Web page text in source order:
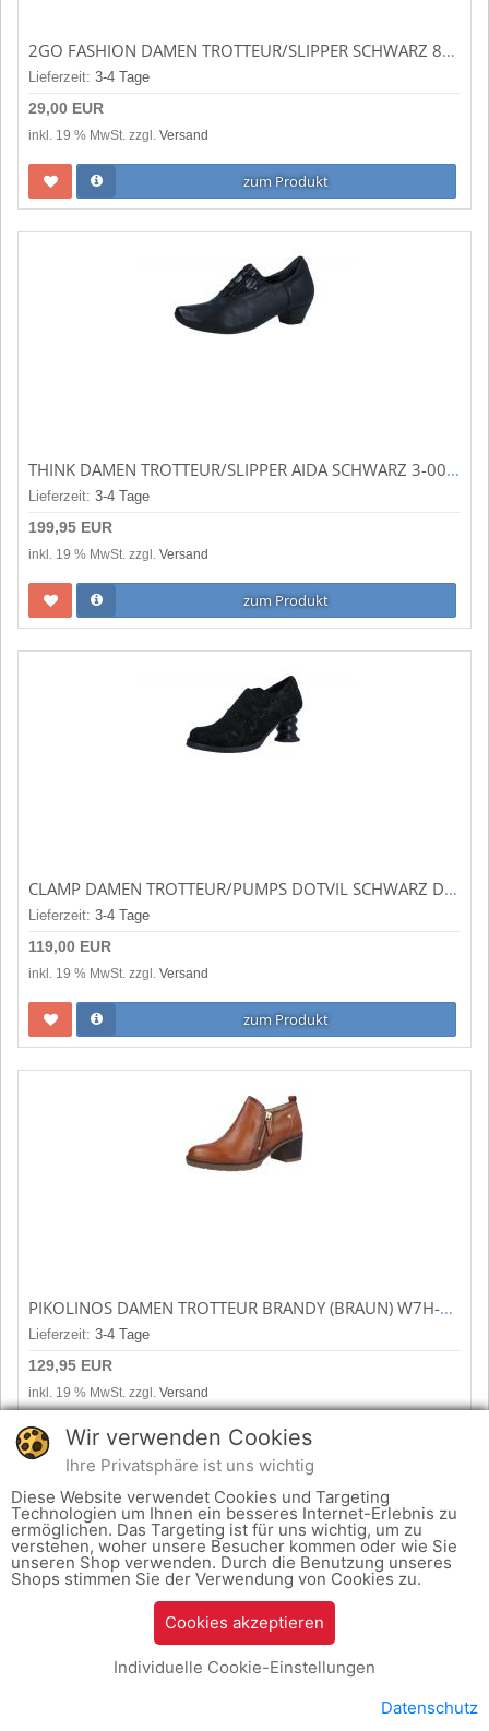
2GO FASHION DAMEN TROTTEUR/SLIPPER SCHWARZ 8961402-009
Lieferzeit: 3-4 Tage
29,00 EUR
inkl. 19 % MwSt. zzgl. Versand
zum Produkt
THINK DAMEN TROTTEUR/SLIPPER AIDA SCHWARZ 3-000809-0010
Lieferzeit: 3-4 Tage
199,95 EUR
inkl. 19 % MwSt. zzgl. Versand
zum Produkt
CLAMP DAMEN TROTTEUR/PUMPS DOTVIL SCHWARZ DOTNIL
Lieferzeit: 3-4 Tage
119,00 EUR
inkl. 19 % MwSt. zzgl. Versand
zum Produkt
PIKOLINOS DAMEN TROTTEUR BRANDY (BRAUN) W7H-7563
Lieferzeit: 3-4 Tage
129,95 EUR
inkl. 19 % MwSt. zzgl. Versand
zum Produkt
Wir verwenden Cookies
Ihre Privatsphäre ist uns wichtig
Diese Website verwendet Cookies und Targeting
Technologien um Ihnen ein besseres Internet-Erlebnis zu
ermöglichen. Das Targeting ist für uns wichtig, um zu
verstehen, woher unsere Besucher kommen oder wie Sie
unseren Shop verwenden. Durch die Benutzung unseres
Shops stimmen Sie der Verwendung von Cookies zu.
Cookies akzeptieren
Individuelle Cookie-Einstellungen
Datenschutz